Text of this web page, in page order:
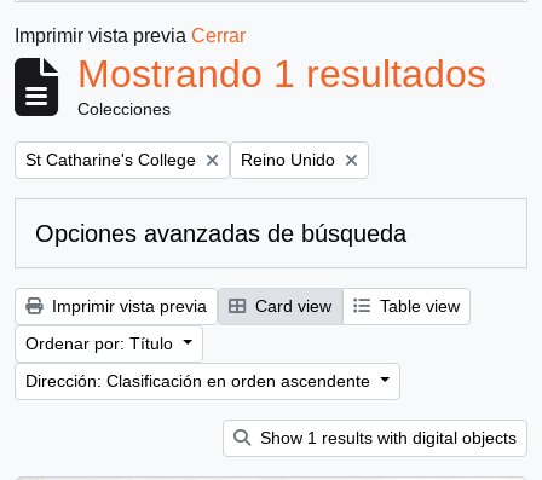
Imprimir vista previa Cerrar
Mostrando 1 resultados
Colecciones
Remove filter:
St Catharine's College Remove filter:
Reino Unido
Opciones avanzadas de búsqueda
Imprimir vista previa Card view
Table view
Ordenar por: Título
Dirección: Clasificación en orden ascendente
Show 1 results with digital objects